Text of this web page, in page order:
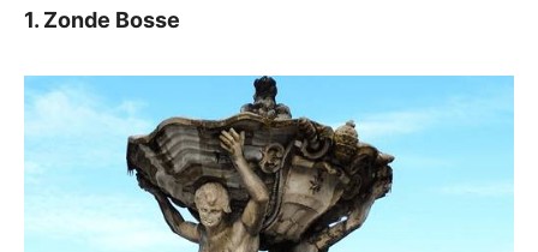
1. Zonde Bosse